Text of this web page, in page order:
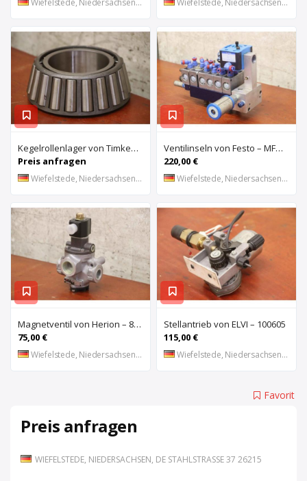
Wiefelstede, Niedersachsen, DE Wiefelstede, Niedersachsen, DE
Kegelrollenlager von Timken – HH421246 C
Preis anfragen
Wiefelstede, Niedersachsen, DE
Ventilinseln von Festo – MFHE-3-1/4 MFH-5-1/4
220,00 €
Wiefelstede, Niedersachsen, DE
Magnetventil von Herion – 8026673
75,00 €
Wiefelstede, Niedersachsen, DE
Stellantrieb von ELVI – 100605
115,00 €
Wiefelstede, Niedersachsen, DE
Favorit
Preis anfragen
WIEFELSTEDE, NIEDERSACHSEN, DE STAHLSTRASSE 37 26215